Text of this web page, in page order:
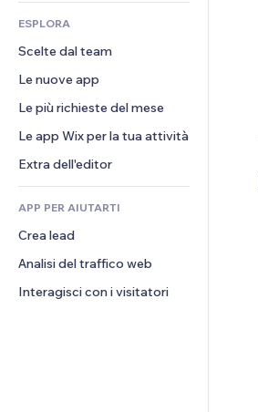
Inserzioni sito
Email
Amministrazione
Buoni e programmi fedeltà
Prenotazioni
Fotografia
Video
PDF
Condivisione file
Privacy e sicurezza
Orologio
Template per pagine
Effetti immagine
Tasti e menu
Banner e badge
Calcolatrici
Cerca
Meteo
Grafici e tabelle
Moduli
Sondaggi
Chat
Commenti
Telefono
Community
Recensioni e testimonial
CRM
ESPLORA
Scelte dal team
Le nuove app
Le più richieste del mese
Le app Wix per la tua attività
Extra dell'editor
APP PER AIUTARTI
Crea lead
Analisi del traffico web
Interagisci con i visitatori